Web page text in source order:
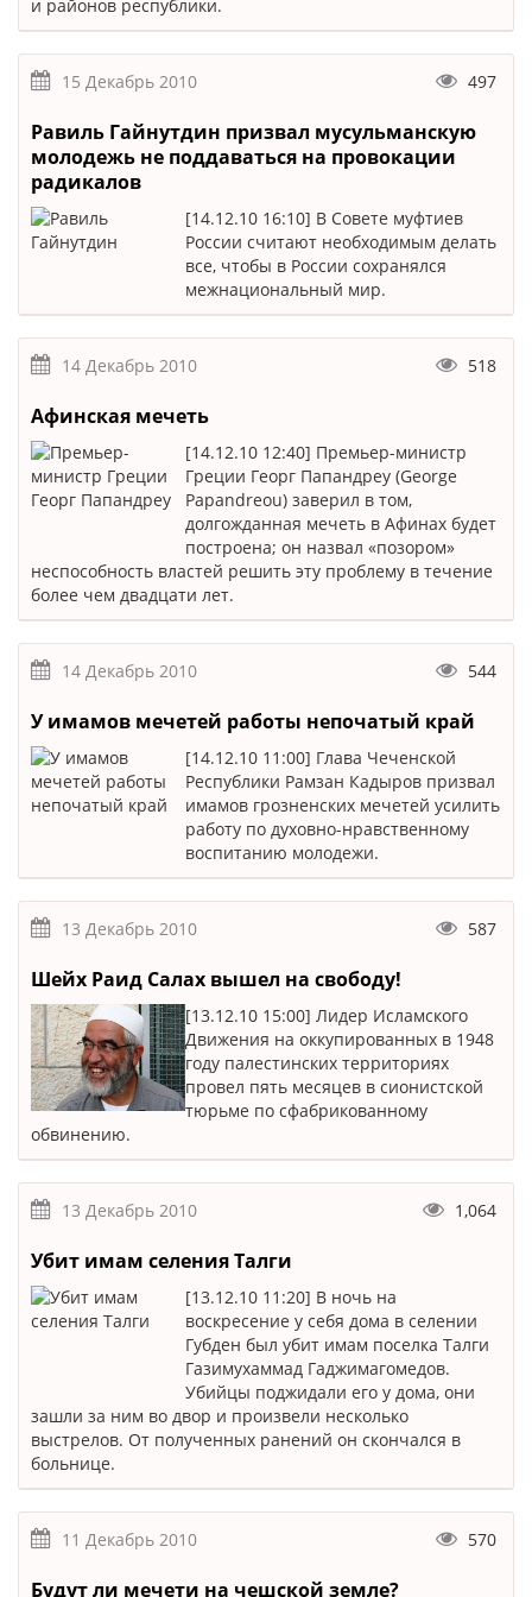
и районов республики.
15 Декабрь 2010 497
Равиль Гайнутдин призвал мусульманскую
молодежь не поддаваться на провокации
радикалов
[14.12.10 16:10] В Совете муфтиев
России считают необходимым делать
все, чтобы в России сохранялся
межнациональный мир.
14 Декабрь 2010 518
Афинская мечеть
[14.12.10 12:40] Премьер-министр
Греции Георг Папандреу (George
Papandreou) заверил в том,
долгожданная мечеть в Афинах будет
построена; он назвал «позором»
неспособность властей решить эту проблему в течение
более чем двадцати лет.
14 Декабрь 2010 544
У имамов мечетей работы непочатый край
[14.12.10 11:00] Глава Чеченской
Республики Рамзан Кадыров призвал
имамов грозненских мечетей усилить
работу по духовно-нравственному
воспитанию молодежи.
13 Декабрь 2010 587
Шейх Раид Салах вышел на свободу!
[13.12.10 15:00] Лидер Исламского
Движения на оккупированных в 1948
году палестинских территориях
провел пять месяцев в сионистской
тюрьме по сфабрикованному
обвинению.
13 Декабрь 2010 1,064
Убит имам селения Талги
[13.12.10 11:20] В ночь на
воскресение у себя дома в селении
Губден был убит имам поселка Талги
Газимухаммад Гаджимагомедов.
Убийцы поджидали его у дома, они
зашли за ним во двор и произвели несколько
выстрелов. От полученных ранений он скончался в
больнице.
11 Декабрь 2010 570
Будут ли мечети на чешской земле?